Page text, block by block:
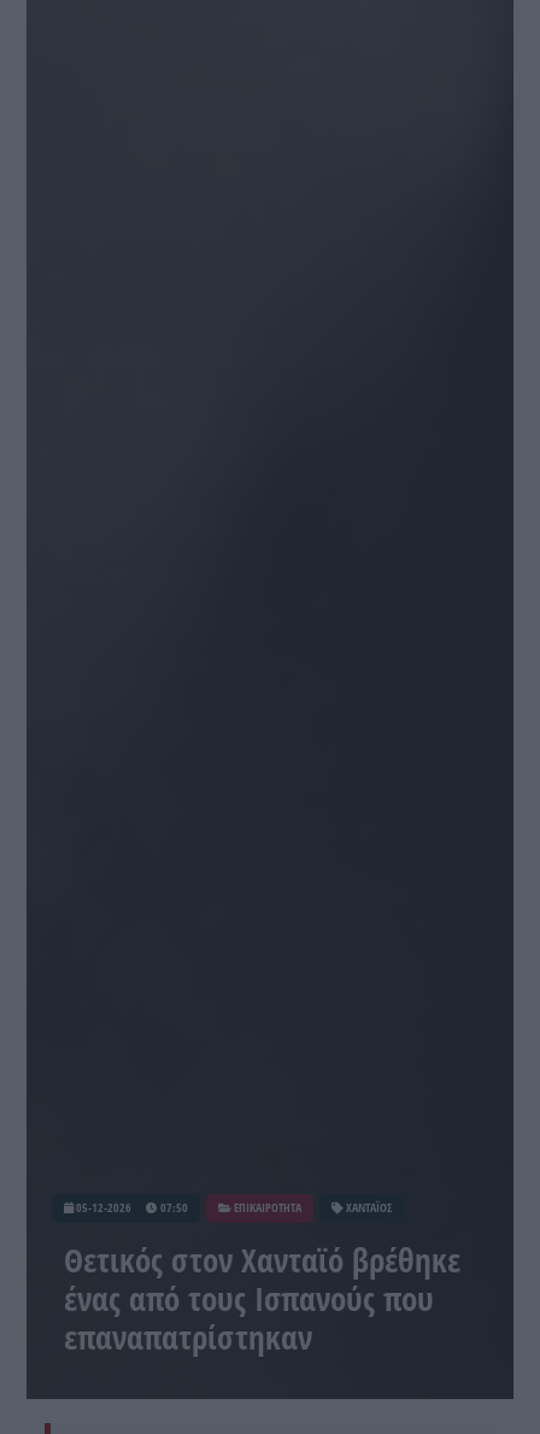
05-12-2026 07:50 ΕΠΙΚΑΙΡΟΤΗΤΑ ΧΑΝΤΑΪΟΣ
Θετικός στον Χανταϊό βρέθηκε
ένας από τους Ισπανούς που
επαναπατρίστηκαν